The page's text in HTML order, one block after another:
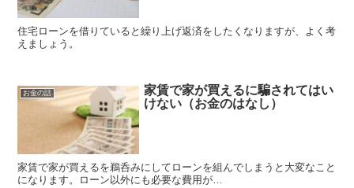
住宅ローンを借りていると繰り上げ返済をしたくなりますが、よく考
えましょう。
お金の話
家賃で家が買えるに騙されてはい
けない（お金のはなし）
家賃で家が買えるを鵜呑みにしてローンを組んでしまうと大変なこと
になります。ローン以外にも必要な費用が…